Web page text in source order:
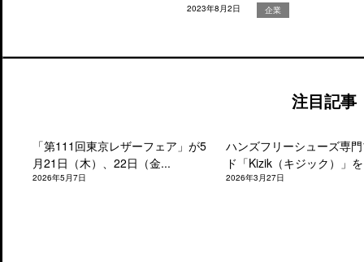
2023年8月2日 企業
注目記事
「第111回東京レザーフェア」が5
月21日（木）、22日（金...
2026年5月7日
ハンズフリーシューズ専
ド「Kizik（キジック）」
2026年3月27日